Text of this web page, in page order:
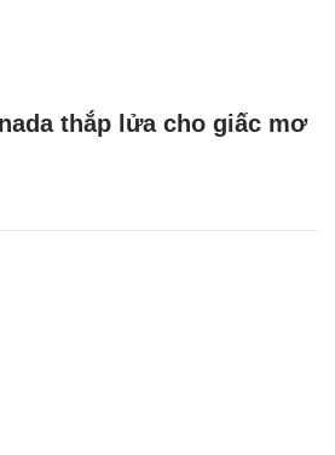
thắp lửa cho giấc mơ